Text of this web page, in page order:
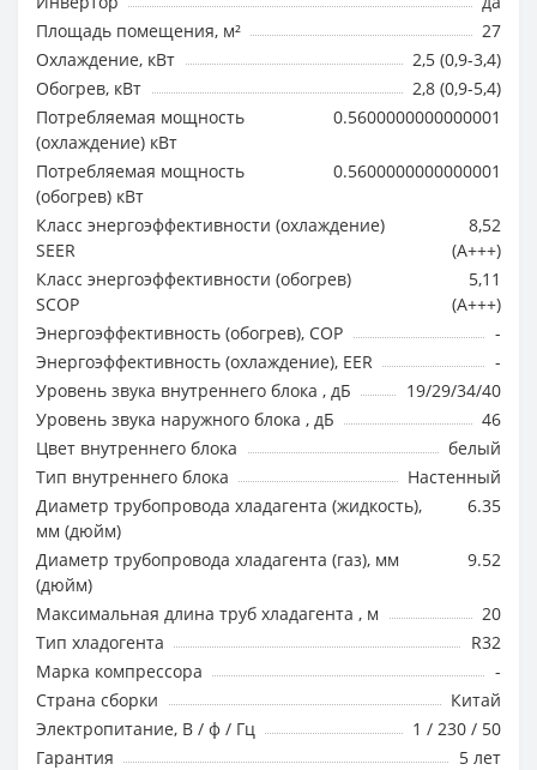
Площадь помещения, м²
27
Охлаждение, кВт
2,5 (0,9-3,4)
Обогрев, кВт
2,8 (0,9-5,4)
Потребляемая мощность
(охлаждение) кВт
0.5600000000000001
Потребляемая мощность
(обогрев) кВт
0.5600000000000001
Класс энергоэффективности (охлаждение)
SEER
8,52
(A+++)
Класс энергоэффективности (обогрев)
SCOP
5,11
(A+++)
Энергоэффективность (обогрев), COP
-
Энергоэффективность (охлаждение), EER
-
Уровень звука внутреннего блока , дБ
19/29/34/40
Уровень звука наружного блока , дБ
46
Цвет внутреннего блока
белый
Тип внутреннего блока
Настенный
Диаметр трубопровода хладагента (жидкость),
мм (дюйм)
6.35
Диаметр трубопровода хладагента (газ), мм
(дюйм)
9.52
Максимальная длина труб хладагента , м
20
Тип хладогента
R32
Марка компрессора
-
Страна сборки
Китай
Электропитание, В / ф / Гц
1 / 230 / 50
Гарантия
5 лет